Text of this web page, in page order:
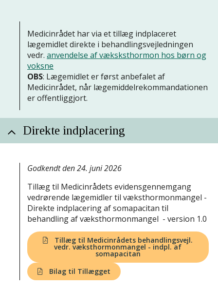
Medicinrådet har via et tillæg indplaceret
lægemidlet direkte i behandlingsvejledningen
vedr. anvendelse af væksksthormon hos børn og
voksne
OBS: Lægemidlet er først anbefalet af
Medicinrådet, når lægemiddelrekommandationen
er offentliggjort.
Direkte indplacering
Godkendt den 24. juni 2026
Tillæg til Medicinrådets evidensgennemgang
vedrørende lægemidler til væksthormonmangel -
Direkte indplacering af somapacitan til
behandling af væksthormonmangel - version 1.0
Tillæg til Medicinrådets behandlingsvejl.
vedr. væksthormonmangel - indpl. af
somapacitan
Bilag til Tillægget